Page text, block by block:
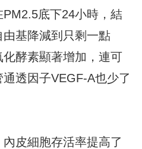
底下24小時，結
基降減到只剩一點
酵素顯著增加，連可
透因子VEGF-A也少了
皮細胞存活率提高了